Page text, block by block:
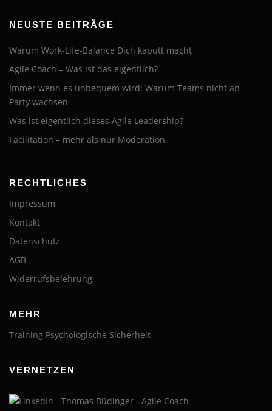
NEUSTE BEITRÄGE
Warum Work-Life-Balance Dich kaputt macht
Agile Coach – Was ist das eigentlich?
Immer wenn es unbequem wird: Warum Teams nicht an
Party wachsen
Was ist eigentlich dieses Agile Leadership?
Facilitation – mehr als nur Moderation
RECHTLICHES
Impressum
Kontakt
Datenschutz
AGB
Widerrufsbelehrung
MEHR
Training Psychologische Sicherheit
VERNETZEN